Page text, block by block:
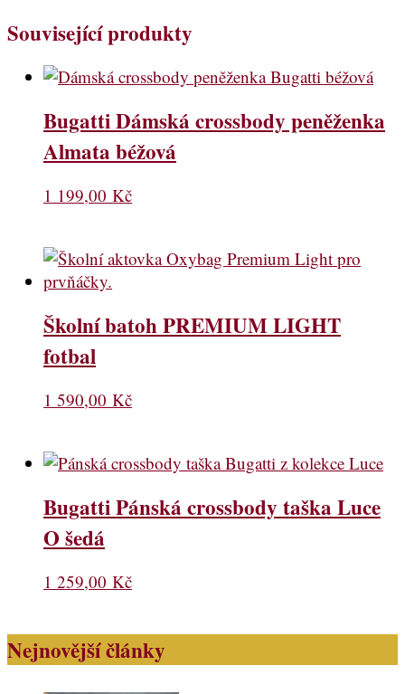
Související produkty
Bugatti Dámská crossbody peněženka
Almata béžová
1 199,00 Kč
Školní batoh PREMIUM LIGHT
fotbal
1 590,00 Kč
Bugatti Pánská crossbody taška Luce
O šedá
1 259,00 Kč
Nejnovější články